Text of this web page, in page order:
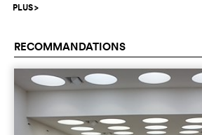
PLUS>
RECOMMANDATIONS